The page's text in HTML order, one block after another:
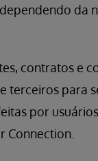
da
contratos e
terceiros para
por
Connection.